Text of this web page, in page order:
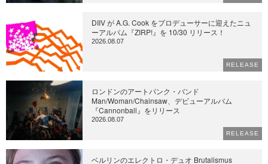
DIIV が A.G. Cook をプロデューサーに迎えたニュ
ーアルバム『ZIRP!』を 10/30 リリース！
2026.08.07
RELEASE
ロンドンのアートパンク・バンド
Man/Woman/Chainsaw、デビューアルバム
『Cannonball』をリリース
2026.08.07
RELEASE
ベルリンのエレクトロ・デュオ Brutalismus